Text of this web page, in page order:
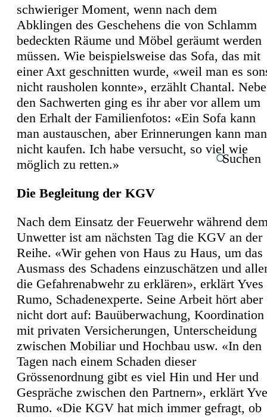
Suchen
schwieriger Moment, wenn nach dem
Abklingen des Geschehens die von Schlamm
bedeckten Räume und Möbel geräumt werden
müssen. Wie beispielsweise das Sofa, das mit
einer Axt geschnitten wurde, «weil man es
nicht rausholen konnte», erzählt Chantal.
den Sachwerten ging es ihr aber vor allem um
den Erhalt der Familienfotos: «Ein Sofa kann
man austauschen, aber Erinnerungen kann man
nicht kaufen. Ich habe versucht, so viel wie
möglich zu retten.»
Die Begleitung der KGV
Nach dem Einsatz der Feuerwehr während
Unwetter ist am nächsten Tag die KGV an der
Reihe. «Wir gehen von Haus zu Haus, um das
Ausmass des Schadens einzuschätzen und
die Gefahrenabwehr zu erklären», erklärt Yves
Rumo, Schadenexperte. Seine Arbeit hört aber
nicht dort auf: Bauüberwachung, Koordination
mit privaten Versicherungen, Unterscheidung
zwischen Mobiliar und Hochbau usw. «In den
Tagen nach einem Schaden dieser
Grössenordnung gibt es viel Hin und Her und
Gespräche zwischen den Partnern», erklärt
Rumo. «Die KGV hat mich immer gefragt, ob